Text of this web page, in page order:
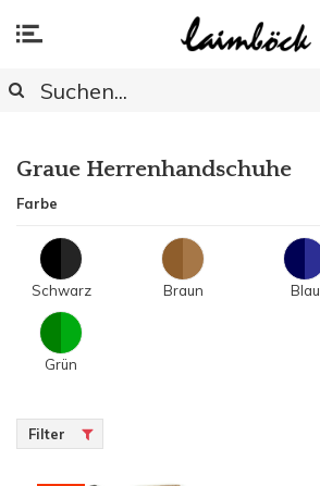
Graue Herrenhandschuhe
Farbe
Schwarz Braun Blau
Grün
Filter